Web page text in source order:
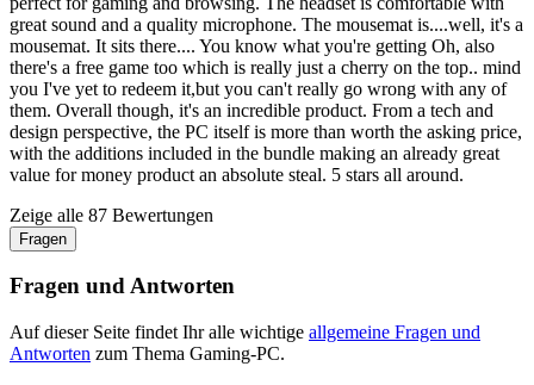
great sound and a quality microphone. The mousemat is....well, it's a
mousemat. It sits there.... You know what you're getting Oh, also
there's a free game too which is really just a cherry on the top.. mind
you I've yet to redeem it,but you can't really go wrong with any of
them. Overall though, it's an incredible product. From a tech and
design perspective, the PC itself is more than worth the asking price,
with the additions included in the bundle making an already great
value for money product an absolute steal. 5 stars all around.
Zeige alle 87 Bewertungen
Fragen
Fragen und Antworten
Auf dieser Seite findet Ihr alle wichtige allgemeine Fragen und
Antworten zum Thema Gaming-PC.